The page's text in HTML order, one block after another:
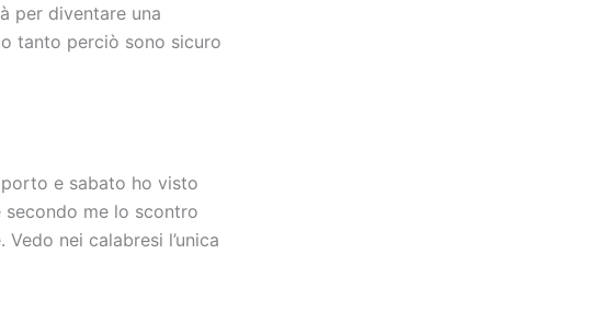
per diventare una
tanto perciò sono sicuro
e sabato ho visto
me lo scontro
nei calabresi l’unica